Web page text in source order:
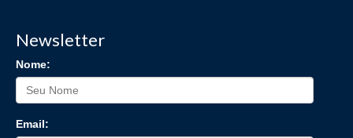
Newsletter
Nome:
Email: